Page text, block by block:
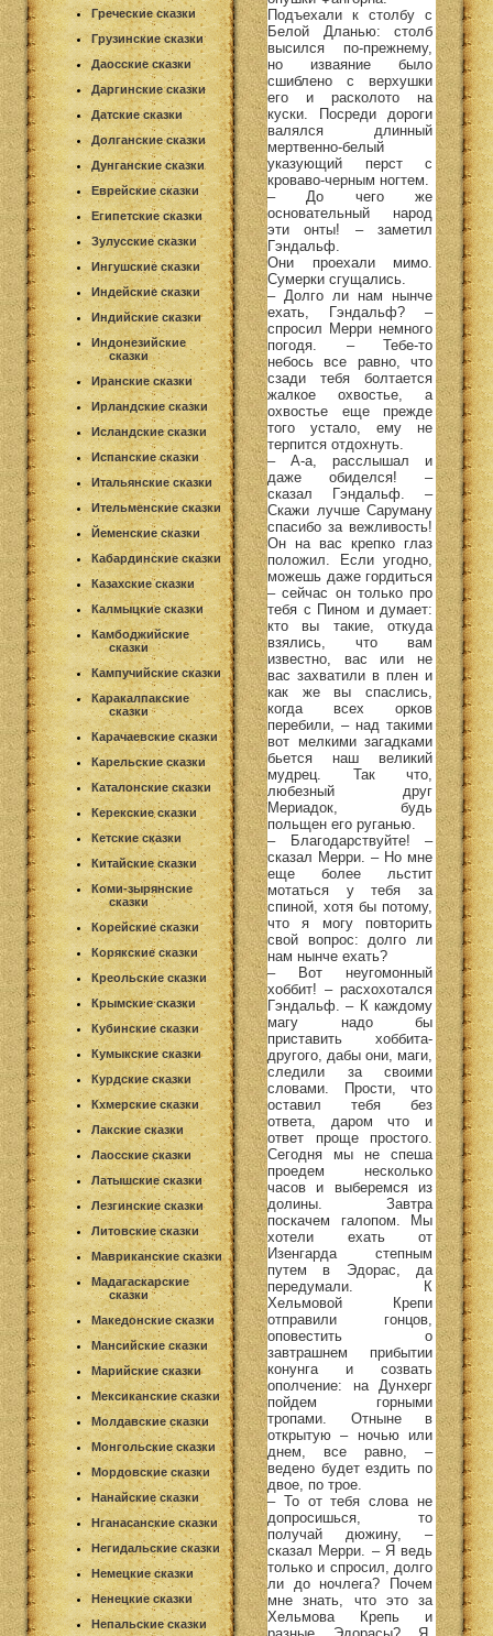
Греческие сказки
Грузинские сказки
Даосские сказки
Даргинские сказки
Датские сказки
Долганские сказки
Дунганские сказки
Еврейские сказки
Египетские сказки
Зулусские сказки
Ингушские сказки
Индейские сказки
Индийские сказки
Индонезийские
сказки
Иранские сказки
Ирландские сказки
Исландские сказки
Испанские сказки
Итальянские сказки
Ительменские сказки
Йеменские сказки
Кабардинские сказки
Казахские сказки
Калмыцкие сказки
Камбоджийские
сказки
Кампучийские сказки
Каракалпакские
сказки
Карачаевские сказки
Карельские сказки
Каталонские сказки
Керекские сказки
Кетские сказки
Китайские сказки
Коми-зырянские
сказки
Корейские сказки
Корякские сказки
Креольские сказки
Крымские сказки
Кубинские сказки
Кумыкские сказки
Курдские сказки
Кхмерские сказки
Лакские сказки
Лаосские сказки
Латышские сказки
Лезгинские сказки
Литовские сказки
Мавриканские сказки
Мадагаскарские
сказки
Македонские сказки
Мансийские сказки
Марийские сказки
Мексиканские сказки
Молдавские сказки
Монгольские сказки
Мордовские сказки
Нанайские сказки
Нганасанские сказки
Негидальские сказки
Немецкие сказки
Ненецкие сказки
Непальские сказки
Подъехали к столбу с
Белой Дланью: столб
высился по-прежнему,
но изваяние было
сшиблено с верхушки
его и расколото на
куски. Посреди дороги
валялся длинный
мертвенно-белый
указующий перст с
кроваво-черным ногтем.
– До чего же
основательный народ
эти онты! – заметил
Гэндальф.
Они проехали мимо.
Сумерки сгущались.
– Долго ли нам нынче
ехать, Гэндальф? –
спросил Мерри немного
погодя. – Тебе-то
небось все равно, что
сзади тебя болтается
жалкое охвостье, а
охвостье еще прежде
того устало, ему не
терпится отдохнуть.
– А-а, расслышал и
даже обиделся! –
сказал Гэндальф. –
Скажи лучше Саруману
спасибо за вежливость!
Он на вас крепко глаз
положил. Если угодно,
можешь даже гордиться
– сейчас он только про
тебя с Пином и думает:
кто вы такие, откуда
взялись, что вам
известно, вас или не
вас захватили в плен и
как же вы спаслись,
когда всех орков
перебили, – над такими
вот мелкими загадками
бьется наш великий
мудрец. Так что,
любезный друг
Мериадок, будь
польщен его руганью.
– Благодарствуйте! –
сказал Мерри. – Но мне
еще более льстит
мотаться у тебя за
спиной, хотя бы потому,
что я могу повторить
свой вопрос: долго ли
нам нынче ехать?
– Вот неугомонный
хоббит! – расхохотался
Гэндальф. – К каждому
магу надо бы
приставить хоббита-
другого, дабы они, маги,
следили за своими
словами. Прости, что
оставил тебя без
ответа, даром что и
ответ проще простого.
Сегодня мы не спеша
проедем несколько
часов и выберемся из
долины. Завтра
поскачем галопом. Мы
хотели ехать от
Изенгарда степным
путем в Эдорас, да
передумали. К
Хельмовой Крепи
отправили гонцов,
оповестить о
завтрашнем прибытии
конунга и созвать
ополчение: на Дунхерг
пойдем горными
тропами. Отныне в
открытую – ночью или
днем, все равно, –
ведено будет ездить по
двое, по трое.
– То от тебя слова не
допросишься, то
получай дюжину, –
сказал Мерри. – Я ведь
только и спросил, долго
ли до ночлега? Почем
мне знать, что это за
Хельмова Крепь и